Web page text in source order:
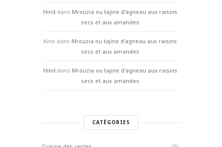
Hind dans Mrouzia ou tajine d’agneau aux raisins
secs et aux amandes
Aine dans Mrouzia ou tajine d’agneau aux raisins
secs et aux amandes
Hind dans Mrouzia ou tajine d’agneau aux raisins
secs et aux amandes
CATÉGORIES